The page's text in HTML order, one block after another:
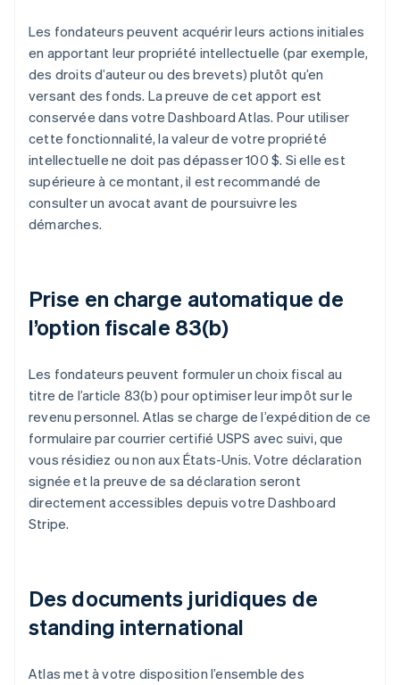
Les fondateurs peuvent acquérir leurs actions initiales
en apportant leur propriété intellectuelle (par exemple,
des droits d’auteur ou des brevets) plutôt qu’en
versant des fonds. La preuve de cet apport est
conservée dans votre Dashboard Atlas. Pour utiliser
cette fonctionnalité, la valeur de votre propriété
intellectuelle ne doit pas dépasser 100 $. Si elle est
supérieure à ce montant, il est recommandé de
consulter un avocat avant de poursuivre les
démarches.
Prise en charge automatique de
l’option fiscale 83(b)
Les fondateurs peuvent formuler un choix fiscal au
titre de l’article 83(b) pour optimiser leur impôt sur le
revenu personnel. Atlas se charge de l’expédition de ce
formulaire par courrier certifié USPS avec suivi, que
vous résidiez ou non aux États-Unis. Votre déclaration
signée et la preuve de sa déclaration seront
directement accessibles depuis votre Dashboard
Stripe.
Des documents juridiques de
standing international
Atlas met à votre disposition l’ensemble des